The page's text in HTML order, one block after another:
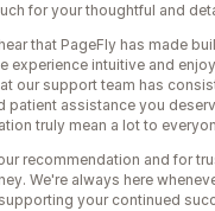
for your thoughtful and
that PageFly has made
experience intuitive and
our support team has
patient assistance you
truly mean a lot to
recommendation and for
We're always here
your continued